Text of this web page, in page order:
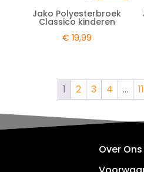
Jako Polyesterbroek
Classico kinderen
€ 19,99
1 2 3 4 … 11
Over Ons